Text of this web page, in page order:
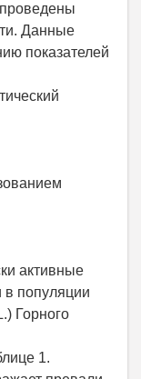
Данные
показателей
активные
в популяции
Горного
1.